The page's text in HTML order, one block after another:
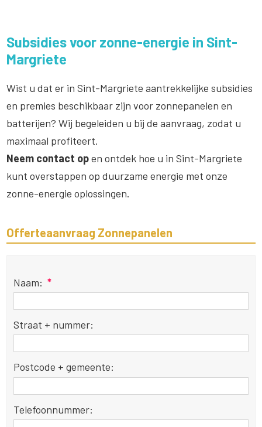
Subsidies voor zonne-energie in Sint-
Margriete
Wist u dat er in Sint-Margriete aantrekkelijke subsidies
en premies beschikbaar zijn voor zonnepanelen en
batterijen? Wij begeleiden u bij de aanvraag, zodat u
maximaal profiteert.
Neem contact open ontdek hoe u in Sint-Margriete
kunt overstappen op duurzame energie met onze
zonne-energie oplossingen.
Offerteaanvraag Zonnepanelen
Naam: *
Straat + nummer:
Postcode + gemeente:
Telefoonnummer: